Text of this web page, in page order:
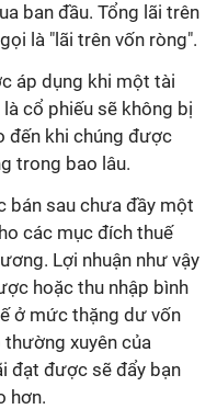
ban đầu. Tổng lãi trên
là "lãi trên vốn ròng".
áp dụng khi một tài
cổ phiếu sẽ không bị
đến khi chúng được
trong bao lâu.
bán sau chưa đầy một
các mục đích thuế
Lợi nhuận như vậy
hoặc thu nhập bình
ở mức thặng dư vốn
xuyên của
đạt được sẽ đẩy bạn
hơn.